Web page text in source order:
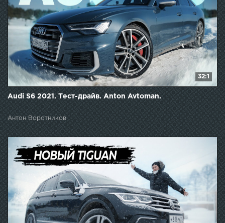
32:1
Audi S6 2021. Тест-драйв. Anton Avtoman.
Антон Воротников